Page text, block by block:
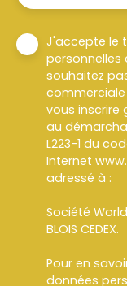
J'accepte le
personnelles
souhaitez
commerciale
vous inscrire
au
L223-1 du
Internet
adressé à :
Société
BLOIS CEDEX.
Pour en
données